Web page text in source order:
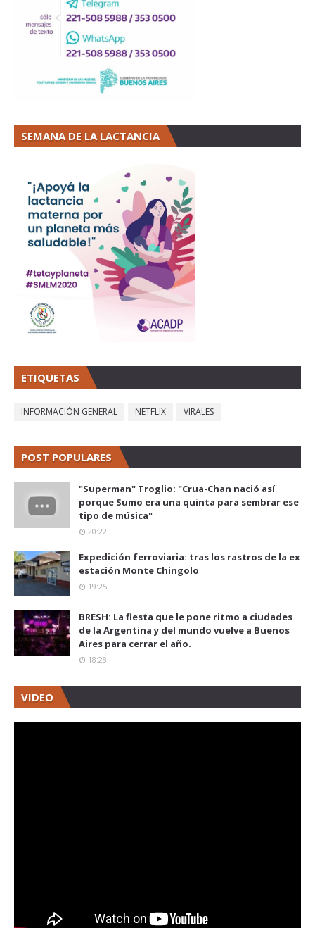
SEMANA DE LA LACTANCIA
ETIQUETAS
INFORMACIÓN GENERAL NETFLIX VIRALES
POST POPULARES
"Superman" Troglio: "Crua-Chan nació así
porque Sumo era una quinta para sembrar ese
tipo de música"
20:22
Expedición ferroviaria: tras los rastros de la ex
estación Monte Chingolo
19:25
BRESH: La fiesta que le pone ritmo a ciudades
de la Argentina y del mundo vuelve a Buenos
Aires para cerrar el año.
18:28
VIDEO